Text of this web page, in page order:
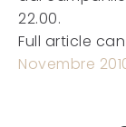
22.00.
Full article
Novembre